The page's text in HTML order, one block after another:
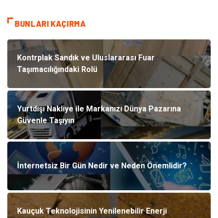
BUNLARI KAÇIRMA
Kontrplak Sandık ve Uluslararası Fuar
Taşımacılığındaki Rolü
Yurtdışı Nakliye ile Markanızı Dünya Pazarına
Güvenle Taşıyın
İnternetsiz Bir Gün Nedir ve Neden Önemlidir?
Kauçuk Teknolojisinin Yenilenebilir Enerji